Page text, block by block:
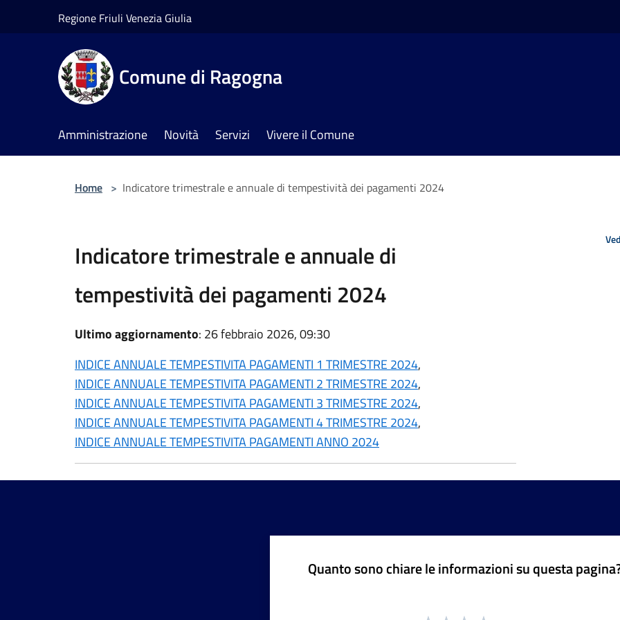
Regione Friuli Venezia Giulia
Comune di Ragogna
Amministrazione Novità Servizi Vivere il Comune
Home > Indicatore trimestrale e annuale di tempestività dei pagamenti 2024
Indicatore trimestrale e annuale di
tempestività dei pagamenti 2024
Ultimo aggiornamento: 26 febbraio 2026, 09:30
INDICE ANNUALE TEMPESTIVITA PAGAMENTI 1 TRIMESTRE 2024,
INDICE ANNUALE TEMPESTIVITA PAGAMENTI 2 TRIMESTRE 2024,
INDICE ANNUALE TEMPESTIVITA PAGAMENTI 3 TRIMESTRE 2024,
INDICE ANNUALE TEMPESTIVITA PAGAMENTI 4 TRIMESTRE 2024,
INDICE ANNUALE TEMPESTIVITA PAGAMENTI ANNO 2024
Quanto sono chiare le informazioni su questa